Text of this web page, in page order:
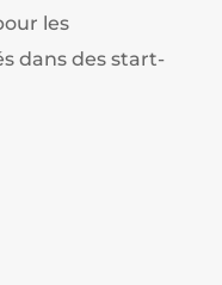
les
dans des start-